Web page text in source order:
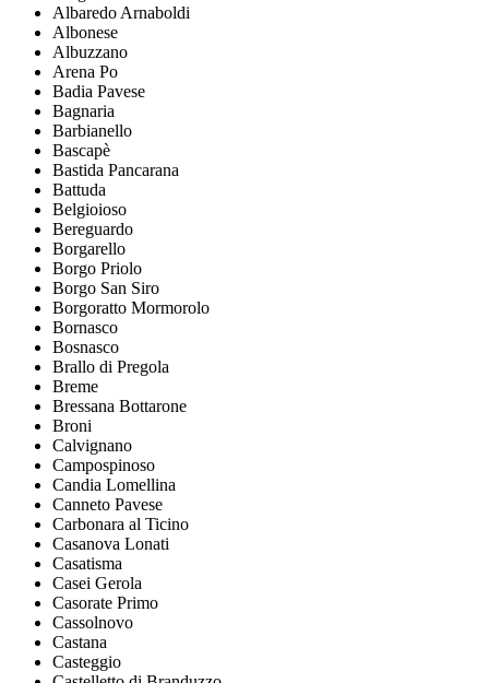
Albaredo Arnaboldi
Albonese
Albuzzano
Arena Po
Badia Pavese
Bagnaria
Barbianello
Bascapè
Bastida Pancarana
Battuda
Belgioioso
Bereguardo
Borgarello
Borgo Priolo
Borgo San Siro
Borgoratto Mormorolo
Bornasco
Bosnasco
Brallo di Pregola
Breme
Bressana Bottarone
Broni
Calvignano
Campospinoso
Candia Lomellina
Canneto Pavese
Carbonara al Ticino
Casanova Lonati
Casatisma
Casei Gerola
Casorate Primo
Cassolnovo
Castana
Casteggio